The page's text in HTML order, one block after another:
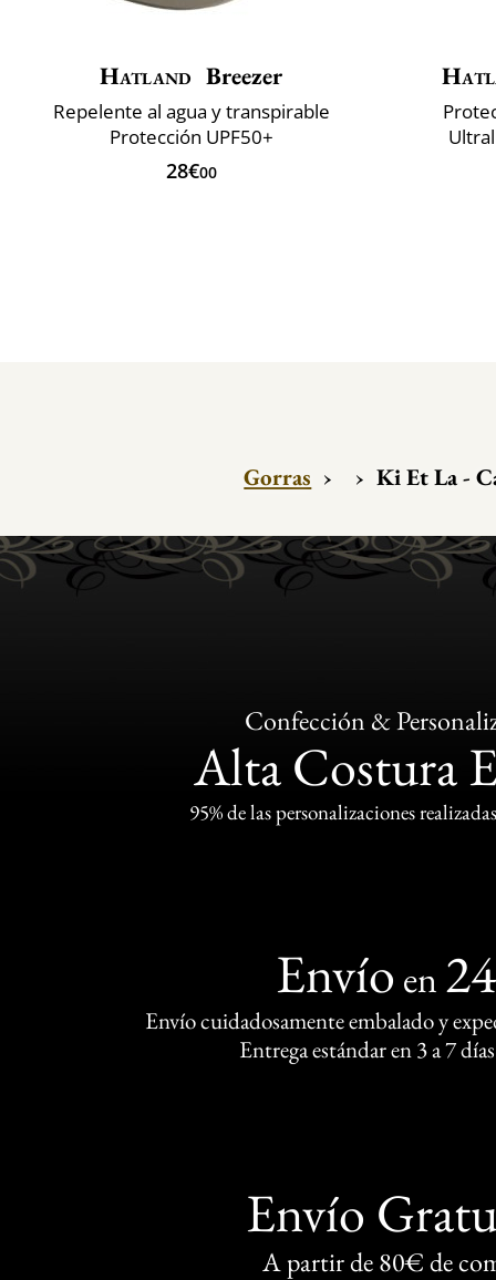
Hatland Breezer
Repelente al agua y transpirable
Protección UPF50+
28€00
Gorras › › Ki Et La -
Confección &
Alta Costura
95% de las personalizaciones
Envío en
Envío cuidadosamente embalado y
Entrega estándar en 3 a 7
Envío
A partir de 80€ de